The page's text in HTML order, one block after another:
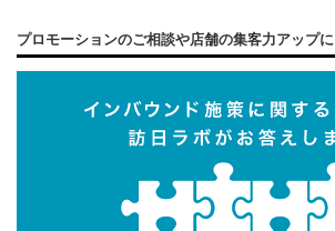
プロモーションのご相談や店舗の集客力アップに